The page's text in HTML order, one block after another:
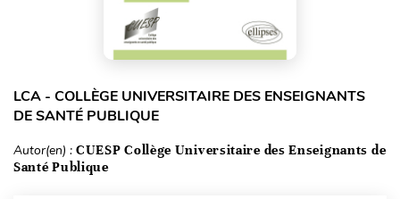
LCA - COLLÈGE UNIVERSITAIRE DES ENSEIGNANTS
DE SANTÉ PUBLIQUE
Autor(en) : CUESP Collège Universitaire des Enseignants de
Santé Publique